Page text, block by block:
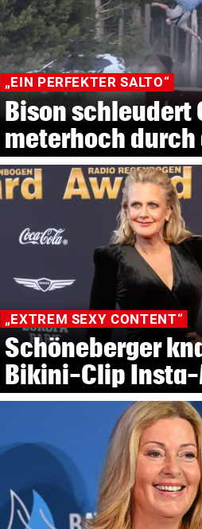
„EIN PERFEKTER SALTO“
Bison schleudert
meterhoch durch
„EXTREM SEXY CONTENT“
Schöneberger
Bikini-Clip